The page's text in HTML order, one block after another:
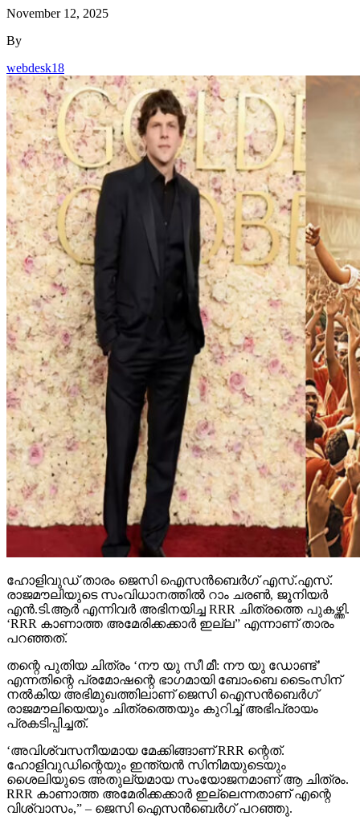
November 12, 2025
By
webdesk18
ഹോളിവുഡ് താരം ജെസി ഐസന്‍ബെര്‍ഗ് എസ്.എസ്.
രാജമൗലിയുടെ സംവിധാനത്തില്‍ റാം ചരണ്‍, ജൂനിയര്‍
എന്‍.ടി.ആര്‍ എന്നിവര്‍ അഭിനയിച്ച RRR ചിത്രത്തെ പുകഴ്ത്തി.
‘RRR കാണാത്ത അമേരിക്കക്കാര്‍ ഇല്ല” എന്നാണ് താരം
പറഞ്ഞത്.
തന്റെ പുതിയ ചിത്രം ‘നൗ യു സീ മീ: നൗ യു ഡോണ്ട്’
എന്നതിന്റെ പ്രമോഷന്റെ ഭാഗമായി ബോംബെ ടൈംസിന്
നല്‍കിയ അഭിമുഖത്തിലാണ് ജെസി ഐസന്‍ബെര്‍ഗ്
രാജമൗലിയെയും ചിത്രത്തെയും കുറിച്ച് അഭിപ്രായം
പ്രകടിപ്പിച്ചത്.
‘അവിശ്വസനീയമായ മേക്കിങ്ങാണ് RRR ന്റെത്.
ഹോളിവുഡിന്റെയും ഇന്ത്യന്‍ സിനിമയുടെയും
ശൈലിയുടെ അതുല്യമായ സംയോജനമാണ് ആ ചിത്രം.
RRR കാണാത്ത അമേരിക്കക്കാര്‍ ഇല്ലെന്നതാണ് എന്റെ
വിശ്വാസം,” – ജെസി ഐസന്‍ബെര്‍ഗ് പറഞ്ഞു.